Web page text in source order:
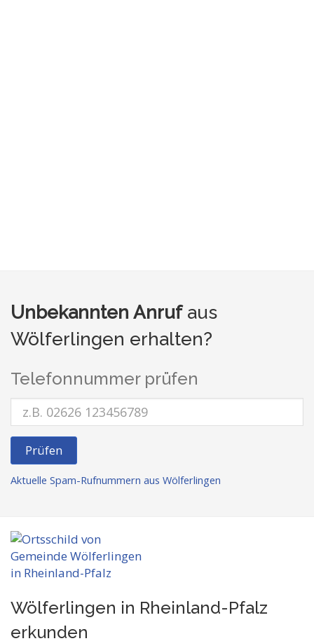
Unbekannten Anrufaus
Wölferlingen erhalten?
Telefonnummer prüfen
Prüfen
Aktuelle Spam-Rufnummern aus Wölferlingen
Wölferlingen in Rheinland-Pfalz
erkunden